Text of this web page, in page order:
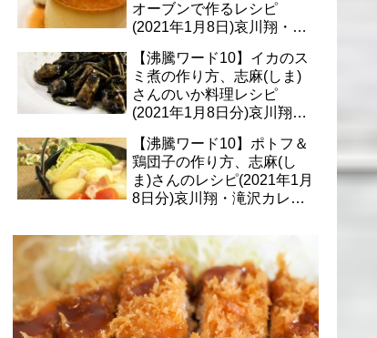
オーブンで作るレシピ
(2021年1月8日)哀川翔・滝
理
【沸騰ワード10】イカのス
ミ煮の作り方、志麻(しま)
さんのいか料理レシピ
(2021年1月8日分)哀川翔・
【沸騰ワード10】ポトフ＆
鶏団子の作り方、志麻(し
ま)さんのレシピ(2021年1月
8日分)哀川翔・滝沢カレ